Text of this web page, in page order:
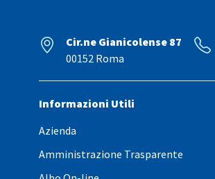
Cir.ne Gianicolense 87
00152 Roma
Informazioni Utili
Azienda
Amministrazione Trasparente